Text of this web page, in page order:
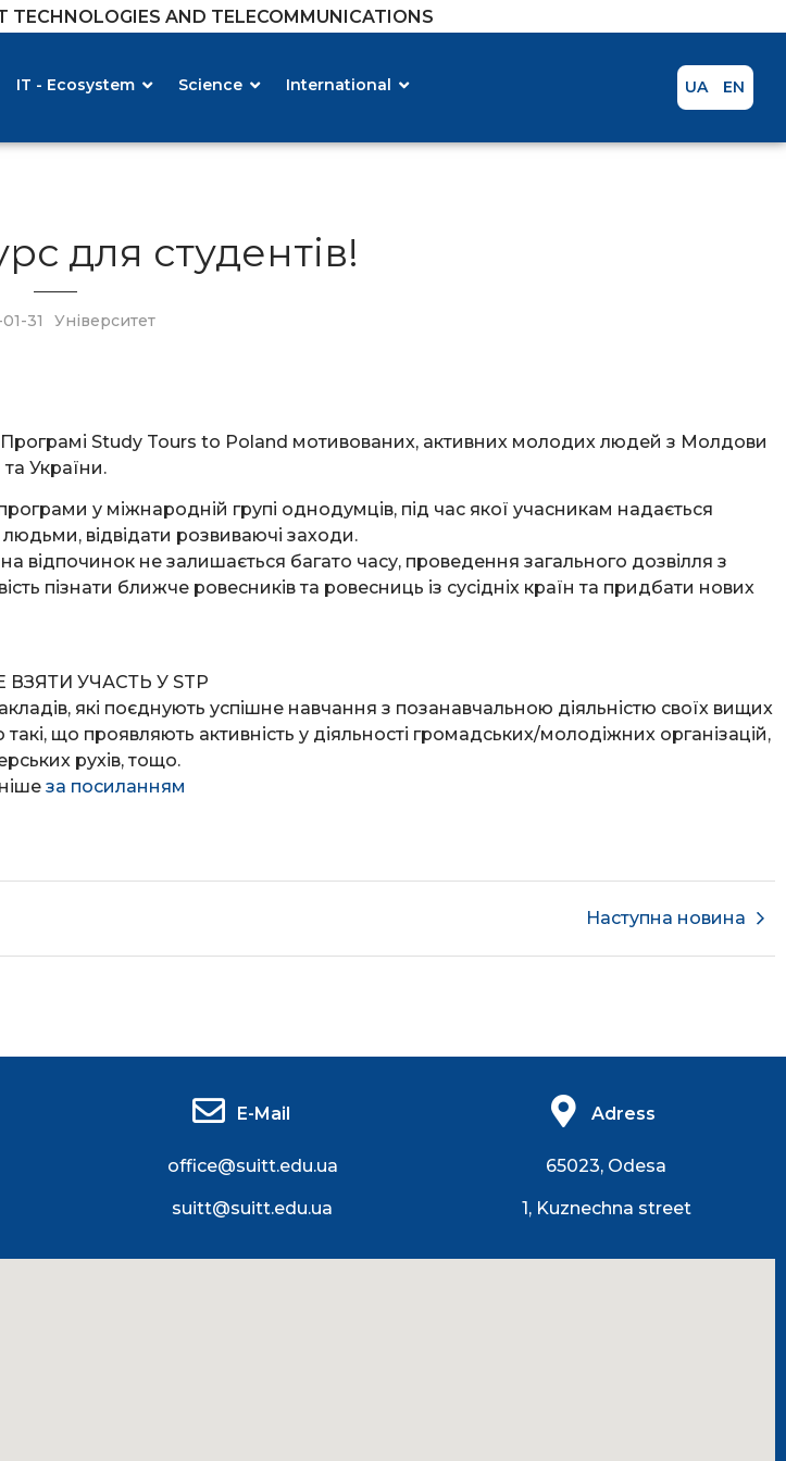
TECHNOLOGIES AND TELECOMMUNICATIONS
IT - Ecosystem Science International UA EN
для студентів!
31 Університет
Програмі Study Tours to Poland мотивованих, активних молодих людей з Молдови
та України.
у міжнародній групі однодумців, під час якої учасникам надається
відвідати розвиваючі заходи.
відпочинок не залишається багато часу, проведення загального дозвілля з
пізнати ближче ровесників та ровесниць із сусідніх країн та придбати нових
УЧАСТЬ У STP
які поєднують успішне навчання з позанавчальною діяльністю своїх вищих
що проявляють активність у діяльності громадських/молодіжних організацій,
рухів, тощо.
за посиланням
Наступна новина
E-Mail
office@suitt.edu.ua
suitt@suitt.edu.ua
Adress
65023, Odesa
1, Kuznechna street